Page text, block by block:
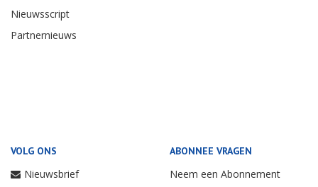
Nieuwsscript
Partnernieuws
VOLG ONS
Nieuwsbrief
ABONNEE VRAGEN
Neem een Abonnement